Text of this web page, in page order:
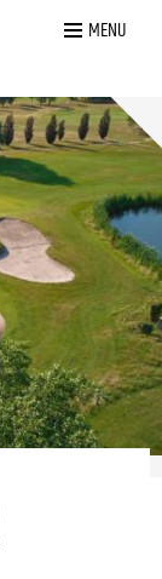
MENU